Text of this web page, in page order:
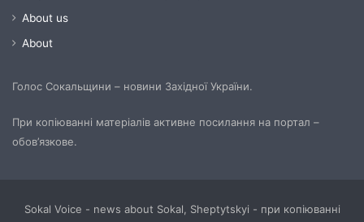
About us
About
Голос Сокальщини – новини Західної України.
При копіюванні матеріалів активне посилання на портал –
обов’язкове.
Sokal Voice - news about Sokal, Sheptytskyi - при копіюванні